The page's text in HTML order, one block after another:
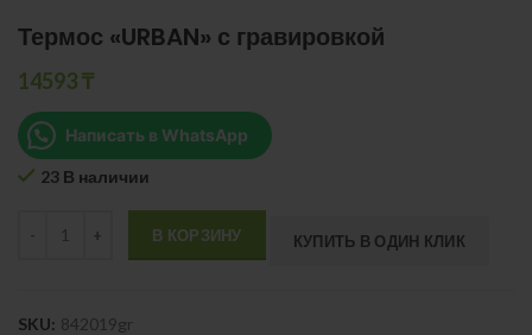
Термос «URBAN» с гравировкой
14593₸
Написать в WhatsApp
23 В наличии
В КОРЗИНУ КУПИТЬ В ОДИН КЛИК
SKU: 842019gr